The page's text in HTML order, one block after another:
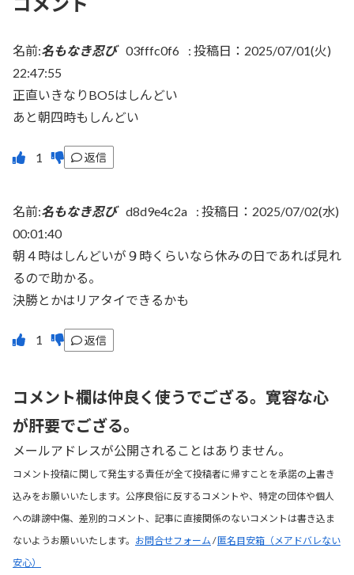
名前:名もなき忍び 03fffc0f6 : 投稿日：2025/07/01(火)
22:47:55
正直いきなりBO5はしんどい
あと朝四時もしんどい
返信
名前:名もなき忍び d8d9e4c2a : 投稿日：2025/07/02(水)
00:01:40
朝４時はしんどいが９時くらいなら休みの日であれば見れ
るので助かる。
決勝とかはリアタイできるかも
返信
コメント欄は仲良く使うでござる。寛容な心
が肝要でござる。
メールアドレスが公開されることはありません。
コメント投稿に関して発生する責任が全て投稿者に帰すことを承諾の上書き
込みをお願いいたします。公序良俗に反するコメントや、特定の団体や個人
への誹謗中傷、差別的コメント、記事に直接関係のないコメントは書き込ま
ないようお願いいたします。 お問合せフォーム /匿名目安箱（メアドバレない
安心）